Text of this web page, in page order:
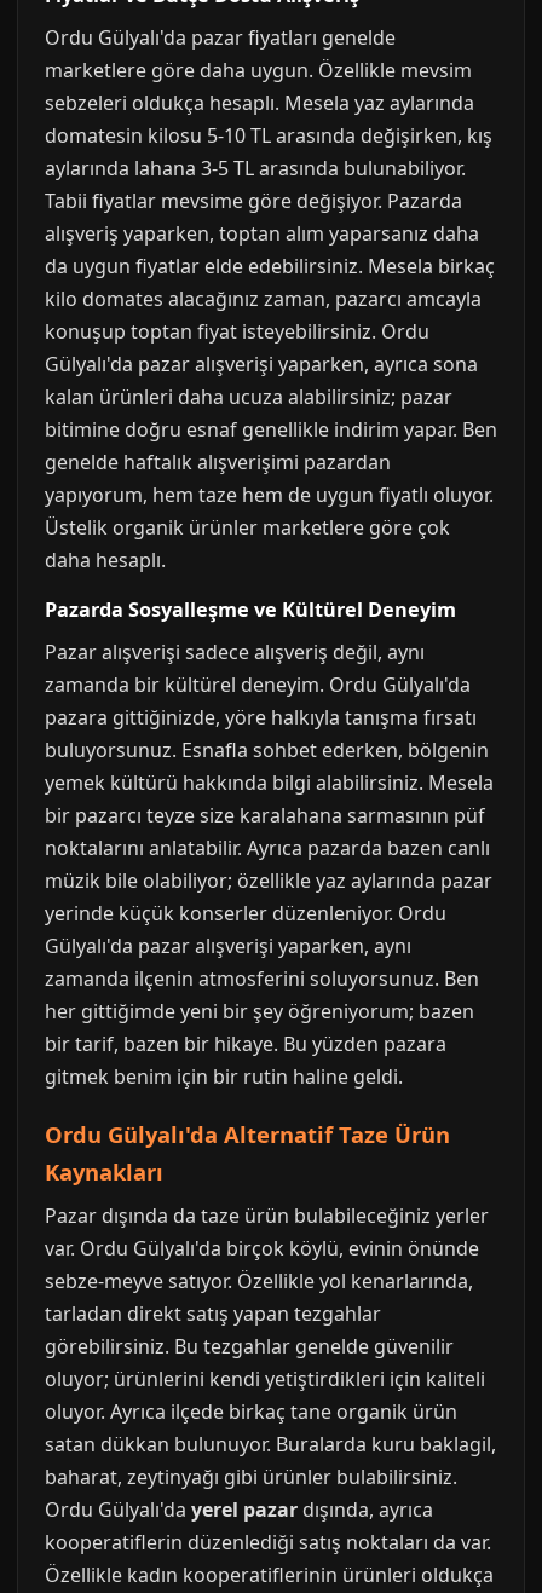
Ordu Gülyalı'da pazar fiyatları genelde
marketlere göre daha uygun. Özellikle mevsim
sebzeleri oldukça hesaplı. Mesela yaz aylarında
domatesin kilosu 5-10 TL arasında değişirken, kış
aylarında lahana 3-5 TL arasında bulunabiliyor.
Tabii fiyatlar mevsime göre değişiyor. Pazarda
alışveriş yaparken, toptan alım yaparsanız daha
da uygun fiyatlar elde edebilirsiniz. Mesela birkaç
kilo domates alacağınız zaman, pazarcı amcayla
konuşup toptan fiyat isteyebilirsiniz. Ordu
Gülyalı'da pazar alışverişi yaparken, ayrıca sona
kalan ürünleri daha ucuza alabilirsiniz; pazar
bitimine doğru esnaf genellikle indirim yapar. Ben
genelde haftalık alışverişimi pazardan
yapıyorum, hem taze hem de uygun fiyatlı oluyor.
Üstelik organik ürünler marketlere göre çok
daha hesaplı.
Pazarda Sosyalleşme ve Kültürel Deneyim
Pazar alışverişi sadece alışveriş değil, aynı
zamanda bir kültürel deneyim. Ordu Gülyalı'da
pazara gittiğinizde, yöre halkıyla tanışma fırsatı
buluyorsunuz. Esnafla sohbet ederken, bölgenin
yemek kültürü hakkında bilgi alabilirsiniz. Mesela
bir pazarcı teyze size karalahana sarmasının püf
noktalarını anlatabilir. Ayrıca pazarda bazen canlı
müzik bile olabiliyor; özellikle yaz aylarında pazar
yerinde küçük konserler düzenleniyor. Ordu
Gülyalı'da pazar alışverişi yaparken, aynı
zamanda ilçenin atmosferini soluyorsunuz. Ben
her gittiğimde yeni bir şey öğreniyorum; bazen
bir tarif, bazen bir hikaye. Bu yüzden pazara
gitmek benim için bir rutin haline geldi.
Ordu Gülyalı'da Alternatif Taze Ürün
Kaynakları
Pazar dışında da taze ürün bulabileceğiniz yerler
var. Ordu Gülyalı'da birçok köylü, evinin önünde
sebze-meyve satıyor. Özellikle yol kenarlarında,
tarladan direkt satış yapan tezgahlar
görebilirsiniz. Bu tezgahlar genelde güvenilir
oluyor; ürünlerini kendi yetiştirdikleri için kaliteli
oluyor. Ayrıca ilçede birkaç tane organik ürün
satan dükkan bulunuyor. Buralarda kuru baklagil,
baharat, zeytinyağı gibi ürünler bulabilirsiniz.
Ordu Gülyalı'da yerel pazar dışında, ayrıca
kooperatiflerin düzenlediği satış noktaları da var.
Özellikle kadın kooperatiflerinin ürünleri oldukça